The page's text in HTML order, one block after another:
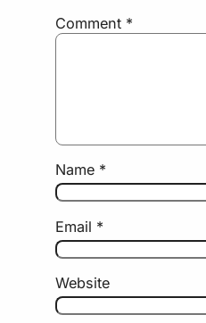
Comment *
Name *
Email *
Website